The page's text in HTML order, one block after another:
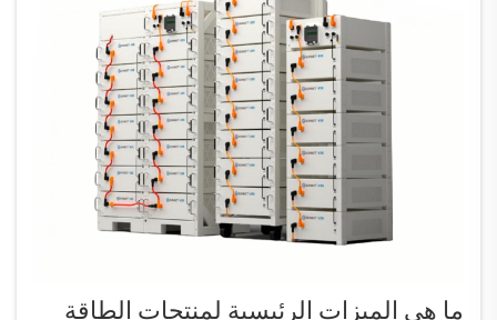
ما هي الميزات الرئيسية لمنتجات الطاقة